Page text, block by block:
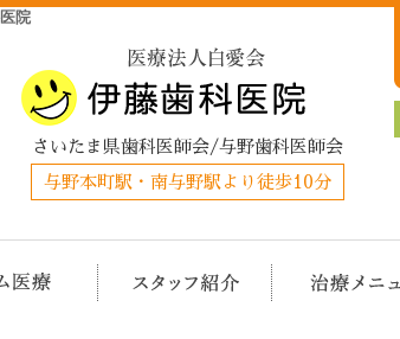
院
さいたま県歯科医師会/与野歯科医師会
与野本町駅・南与野駅より徒歩10分
概要(初めての方へ)担当医チーム医療 スタッフ紹介